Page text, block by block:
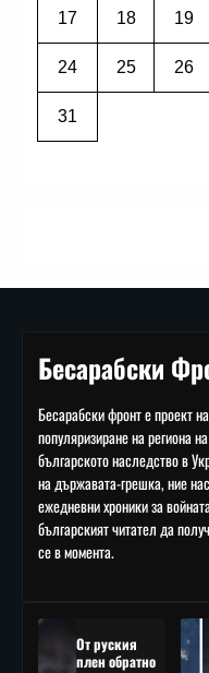
17 18 19
24 25 26
31
Бесарабски
Бесарабски фронт е проект
популяризиране на региона
българското наследство в
на държавата-грешка, ние
ежедневни хроники за
българският читател да
се в момента.
От руския
плен обратно